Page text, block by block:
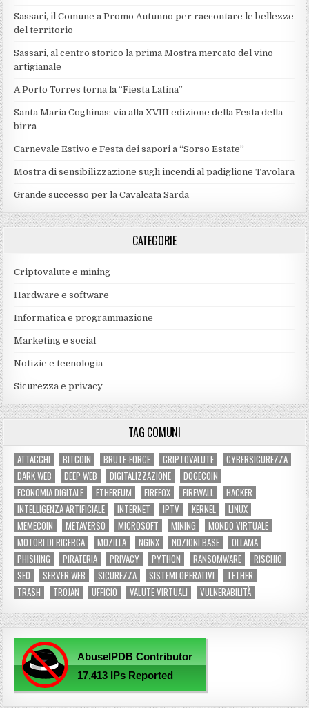
Sassari, il Comune a Promo Autunno per raccontare le bellezze
del territorio
Sassari, al centro storico la prima Mostra mercato del vino
artigianale
A Porto Torres torna la “Fiesta Latina”
Santa Maria Coghinas: via alla XVIII edizione della Festa della
birra
Carnevale Estivo e Festa dei sapori a “Sorso Estate”
Mostra di sensibilizzazione sugli incendi al padiglione Tavolara
Grande successo per la Cavalcata Sarda
CATEGORIE
Criptovalute e mining
Hardware e software
Informatica e programmazione
Marketing e social
Notizie e tecnologia
Sicurezza e privacy
TAG COMUNI
ATTACCHI BITCOIN BRUTE-FORCE CRIPTOVALUTE
CYBERSICUREZZA
DARK WEB
DEEP WEB DIGITALIZZAZIONE
DOGECOIN
ECONOMIA DIGITALE
ETHEREUM FIREFOX FIREWALL
HACKER
INTELLIGENZA ARTIFICIALE
INTERNET IPTV KERNEL
LINUX
MEMECOIN
METAVERSO MICROSOFT MINING
MONDO VIRTUALE
MOTORI DI RICERCA
MOZILLA NGINX NOZIONI BASE
OLLAMA
PHISHING
PIRATERIA PRIVACY PYTHON RANSOMWARE
RISCHIO
SEO
SERVER WEB SICUREZZA SISTEMI OPERATIVI
TETHER
TRASH
TROJAN UFFICIO VALUTE VIRTUALI VULNERABILITÀ